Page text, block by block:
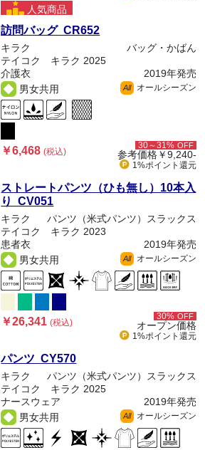
人気商品
訪問バッグ CR652
キラク
バッグ・かばん
テイコク キラク 2025
介護衣
2019年発売
男女共用
All オールシーズン
￥6,468(税込)
30～31% OFF
参考価格￥9,240-
1%ポイント 還元
ストレートパンツ（ひも無し）10本入
り CV051
キラク
パンツ（米式パンツ）スラックス
テイコク キラク 2023
患者衣
2019年発売
男女共用
All オールシーズン
￥26,341(税込)
30% OFF
オープン価格
1%ポイント 還元
パンツ CY570
キラク
パンツ（米式パンツ）スラックス
テイコク キラク 2025
ナースウェア
2019年発売
男女共用
All オールシーズン